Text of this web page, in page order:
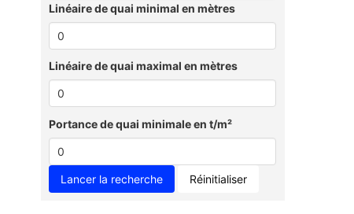
Linéaire de quai minimal en mètres
Linéaire de quai maximal en mètres
Portance de quai minimale en t/m²
Réinitialiser